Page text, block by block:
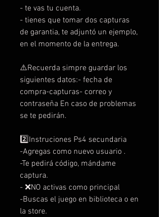
- te vas tu cuenta.
- tienes que tomar dos capturas
de garantia, te adjuntó un ejemplo,
en el momento de la entrega.
⚠️Recuerda simpre guardar los
siguientes datos:- fecha de
compra-capturas- correo y
contraseña En caso de problemas
se te pedirán.
2️⃣Instruciones Ps4 secundaria
-Agregas como nuevo usuario .
-Te pedirá código, mándame
captura.
- ❌NO activas como principal
-Buscas el juego en biblioteca o en
la store.